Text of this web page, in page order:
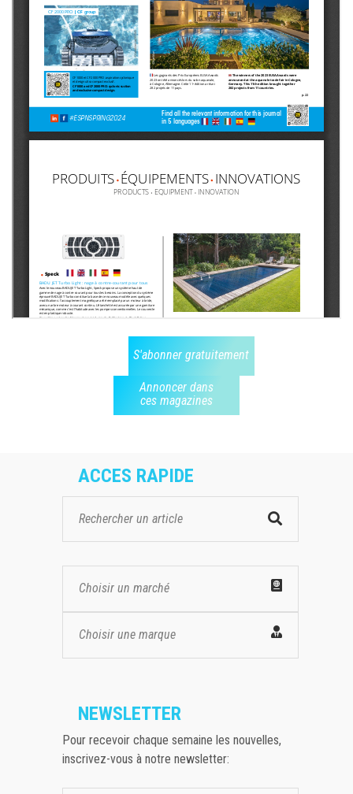
S'abonner gratuitement
Annoncer dans
ces magazines
ACCES RAPIDE
Choisir un marché
Choisir une marque
NEWSLETTER
Pour recevoir chaque semaine les nouvelles,
inscrivez-vous à notre newsletter: